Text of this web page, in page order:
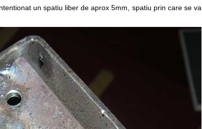
un spatiu liber de aprox 5mm, spatiu prin care se va